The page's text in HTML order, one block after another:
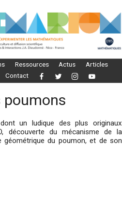
Ressources Actus
Articles
Contact
poumons
un ludique des plus originaux
découverte du mécanisme de la
du poumon, et de son